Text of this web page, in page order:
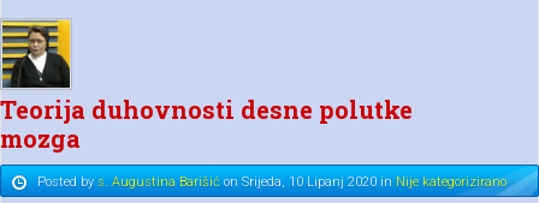
Teorija duhovnosti desne polutke
mozga
Posted bys. Augustina Barišić onSrijeda, 10 Lipanj 2020 in Nije kategorizirano